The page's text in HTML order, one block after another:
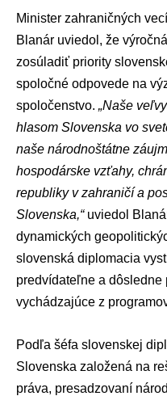
Minister zahraničných
Blanár uviedol, že
zosúladiť priority
spoločné odpovede na
spoločenstvo. „Naše
hlasom Slovenska vo
naše národnoštátne
hospodárske vzťahy,
republiky v zahraničí a
Slovenska,“uviedol
dynamických
slovenská diplomacia
predvídateľne a dôsledne
vychádzajúce z
Podľa šéfa slovenskej
Slovenska založená na
práva, presadzovaní